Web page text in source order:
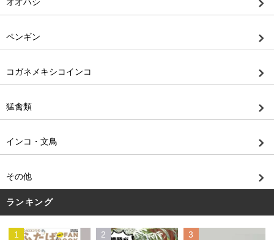
ペンギン
コガネメキシコインコ
猛禽類
インコ・文鳥
その他
ランキング
1 2 3